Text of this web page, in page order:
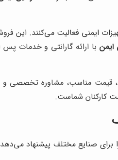
ایمنی فعالیت می‌کنند. این
ایمن با ارائه گارانتی و خدمات
قیمت مناسب، مشاوره تخصصی
کارکنان شماست.
صنایع مختلف پیشنهاد